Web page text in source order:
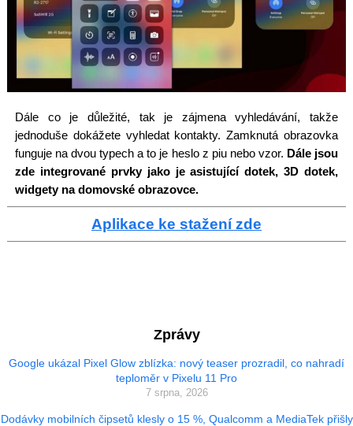
Dále co je důležité, tak je zájmena vyhledávání, takže
jednoduše dokážete vyhledat kontakty. Zamknutá obrazovka
funguje na dvou typech a to je heslo z piu nebo vzor. Dále jsou
zde integrované prvky jako je asistující dotek, 3D dotek,
widgety na domovské obrazovce.
Aplikace ke stažení zde
Zprávy
Google ukázal Pixel Glow zblízka: nový teaser prozradil, co nahradí
teploměr v Pixelu 11 Pro
7 srpna, 2026
Dodávky mobilních čipsetů klesly o 15 %, Qualcomm a MediaTek přišly